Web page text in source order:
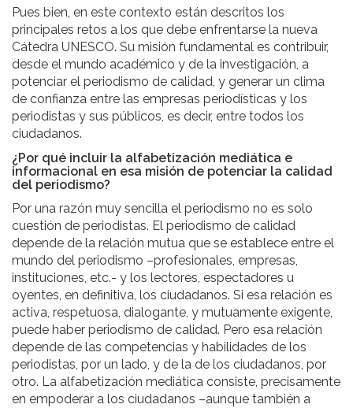
Pues bien, en este contexto están descritos los
principales retos a los que debe enfrentarse la nueva
Cátedra UNESCO. Su misión fundamental es contribuir,
desde el mundo académico y de la investigación, a
potenciar el periodismo de calidad, y generar un clima
de confianza entre las empresas periodísticas y los
periodistas y sus públicos, es decir, entre todos los
ciudadanos.
¿Por qué incluir la alfabetización mediática e
informacional en esa misión de potenciar la calidad
del periodismo?
Por una razón muy sencilla el periodismo no es solo
cuestión de periodistas. El periodismo de calidad
depende de la relación mutua que se establece entre el
mundo del periodismo –profesionales, empresas,
instituciones, etc.- y los lectores, espectadores u
oyentes, en definitiva, los ciudadanos. Si esa relación es
activa, respetuosa, dialogante, y mutuamente exigente,
puede haber periodismo de calidad. Pero esa relación
depende de las competencias y habilidades de los
periodistas, por un lado, y de la de los ciudadanos, por
otro. La alfabetización mediática consiste, precisamente
en empoderar a los ciudadanos –aunque también a